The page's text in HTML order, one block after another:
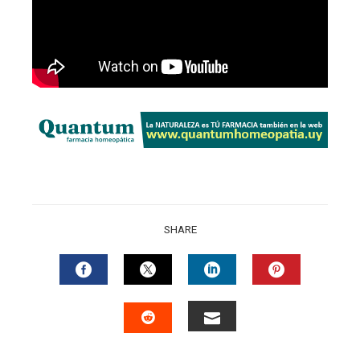
SHARE
FACEBOOKTWITTERLINKEDIN